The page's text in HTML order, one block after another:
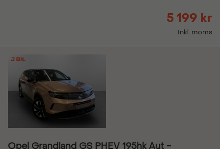
5 199 kr
Inkl. moms
Opel Grandland GS PHEV 195hk Aut -